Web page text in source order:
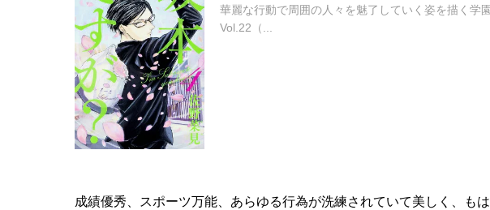
華麗な行動で周囲の人々を魅了していく姿を描く学
Vol.22（...
成績優秀、スポーツ万能、あらゆる行為が洗練されていて美しく、も